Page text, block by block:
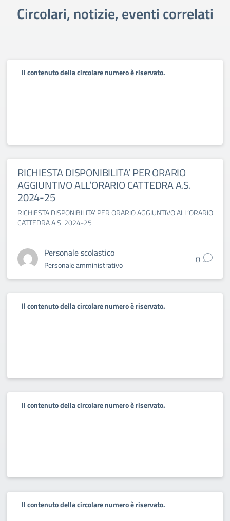
Circolari, notizie, eventi correlati
Il contenuto della circolare numero è riservato.
RICHIESTA DISPONIBILITA’ PER ORARIO
AGGIUNTIVO ALL’ORARIO CATTEDRA A.S.
2024-25
RICHIESTA DISPONIBILITA’ PER ORARIO AGGIUNTIVO ALL’ORARIO
CATTEDRA A.S. 2024-25
Personale scolastico
Personale amministrativo 0
Il contenuto della circolare numero è riservato.
Il contenuto della circolare numero è riservato.
Il contenuto della circolare numero è riservato.